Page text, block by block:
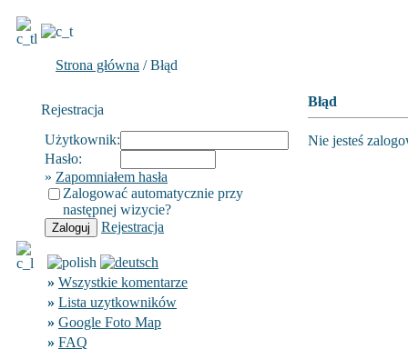
Strona główna / Błąd
Rejestracja
Użytkownik:
Hasło:
» Zapomniałem hasła
Zalogować automatycznie przy
następnej wizycie?
Rejestracja
» Wszystkie komentarze
» Lista uzytkowników
» Google Foto Map
» FAQ
Błąd
Nie jesteś